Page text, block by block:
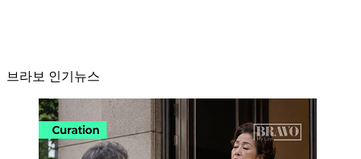
브라보 인기뉴스